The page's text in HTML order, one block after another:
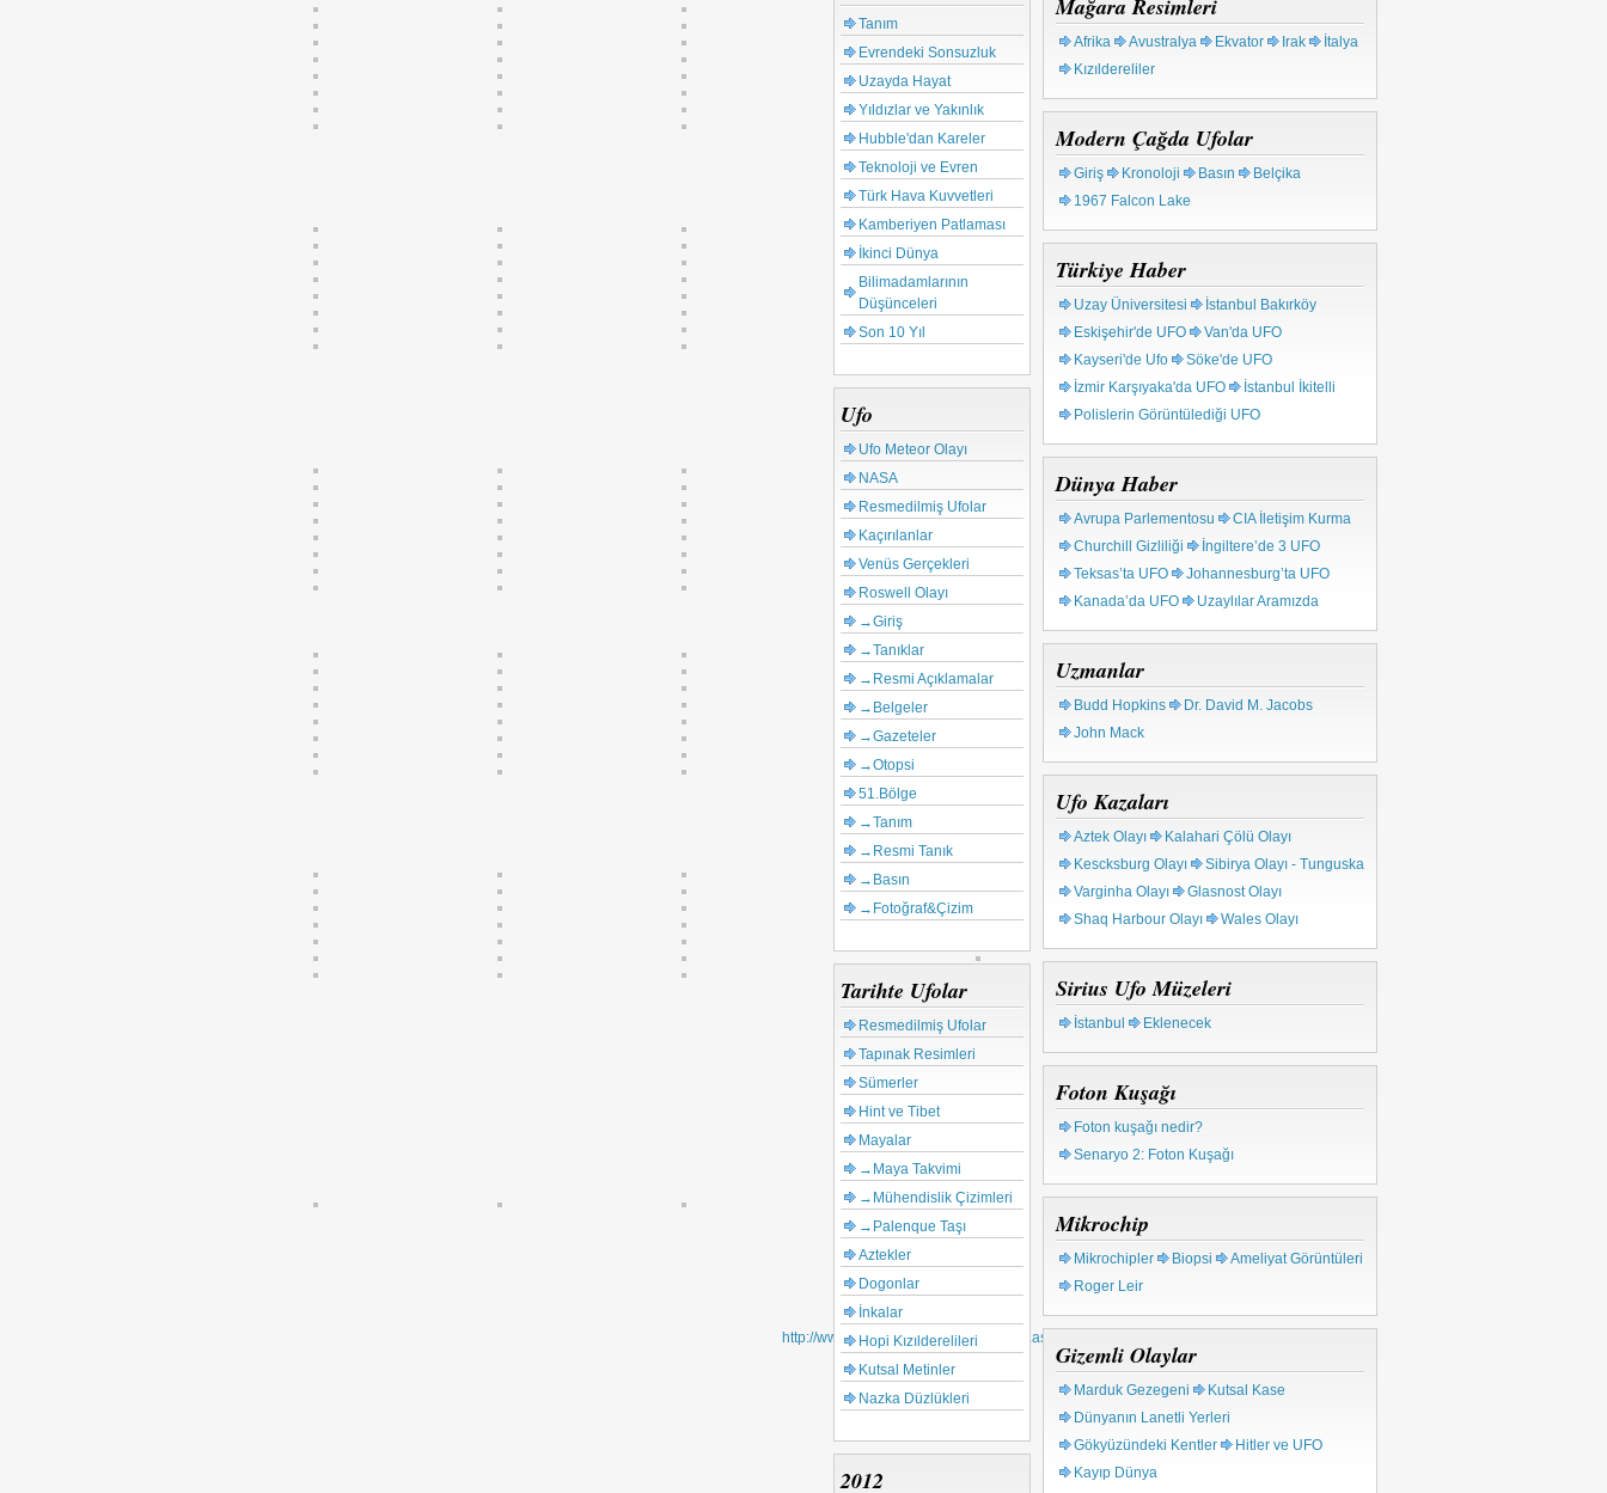
Kaynak:
http://www.siriusufo.org
http://www.siriusufo.org/tr/resim_galeri.asp?
Tanım
Evrendeki Sonsuzluk
Uzayda Hayat
Yıldızlar ve Yakınlık
Hubble'dan Kareler
Teknoloji ve Evren
Türk Hava Kuvvetleri
Kamberiyen Patlaması
İkinci Dünya
Bilimadamlarının
Düşünceleri
Son 10 Yıl
Ufo
Ufo Meteor Olayı
NASA
Resmedilmiş Ufolar
Kaçırılanlar
Venüs Gerçekleri
Roswell Olayı
→Giriş
→Tanıklar
→Resmi Açıklamalar
→Belgeler
→Gazeteler
→Otopsi
51.Bölge
→Tanım
→Resmi Tanık
→Basın
→Fotoğraf&Çizim
Tarihte Ufolar
Resmedilmiş Ufolar
Tapınak Resimleri
Sümerler
Hint ve Tibet
Mayalar
→Maya Takvimi
→Mühendislik Çizimleri
→Palenque Taşı
Aztekler
Dogonlar
İnkalar
Hopi Kızılderelileri
Kutsal Metinler
Nazka Düzlükleri
2012
Mağara Resimleri
Afrika Avustralya Ekvator Irak
İtalya
Kızıldereliler
Modern Çağda Ufolar
Giriş Kronoloji Basın
Belçika
1967 Falcon Lake
Türkiye Haber
Uzay Üniversitesi
İstanbul Bakırköy
Eskişehir'de UFO
Van'da UFO
Kayseri'de Ufo
Söke'de UFO
İzmir Karşıyaka'da UFO
İstanbul İkitelli
Polislerin Görüntülediği UFO
Dünya Haber
Avrupa Parlementosu
CIA İletişim Kurma
Churchill Gizliliği
İngiltere’de 3 UFO
Teksas’ta UFO
Johannesburg’ta UFO
Kanada’da UFO
Uzaylılar Aramızda
Uzmanlar
Budd Hopkins
Dr. David M. Jacobs
John Mack
Ufo Kazaları
Aztek Olayı
Kalahari Çölü Olayı
Kescksburg Olayı
Sibirya Olayı - Tunguska
Varginha Olayı
Glasnost Olayı
Shaq Harbour Olayı
Wales Olayı
Sirius Ufo Müzeleri
İstanbul Eklenecek
Foton Kuşağı
Foton kuşağı nedir?
Senaryo 2: Foton Kuşağı
Mikrochip
Mikrochipler Biopsi
Ameliyat Görüntüleri
Roger Leir
Gizemli Olaylar
Marduk Gezegeni
Kutsal Kase
Dünyanın Lanetli Yerleri
Gökyüzündeki Kentler
Hitler ve UFO
Kayıp Dünya